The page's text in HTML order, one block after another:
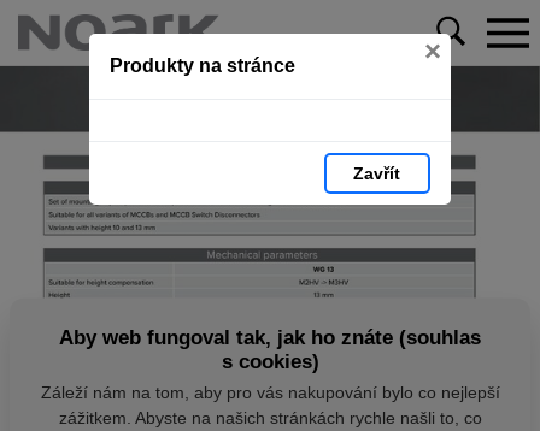
Produkty na stránce ×
Zavřít
Aby web fungoval tak, jak ho znáte (souhlas
s cookies)
Záleží nám na tom, aby pro vás nakupování bylo co nejlepší
zážitkem. Abyste na našich stránkách rychle našli to, co